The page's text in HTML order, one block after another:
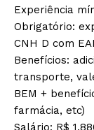
Experiência
Obrigatório:
CNH D com
Benefícios:
transporte,
BEM +
farmácia, etc)
Salário: R$